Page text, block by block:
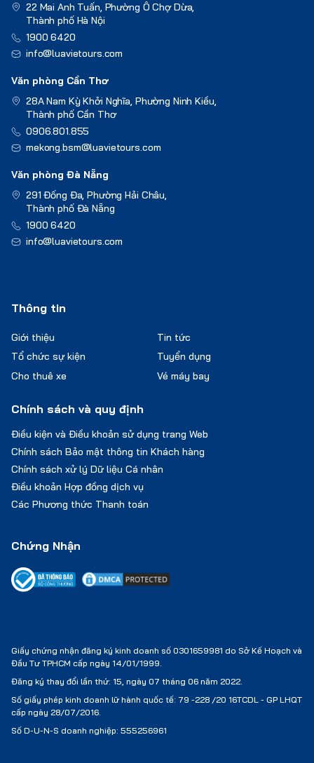
Chứng Nhận
Giấy chứng nhận đăng ký kinh doanh số 0301659981 do Sở Kế Hoạch và
Đầu Tư TPHCM cấp ngày 14/01/1999.
Đăng ký thay đổi lần thứ: 15, ngày 07 tháng 06 năm 2022.
Số giấy phép kinh doanh lữ hành quốc tế: 79 -228 /20 16TCDL - GP LHQT
cấp ngày 28/07/2016.
Số D-U-N-S doanh nghiệp: 555256961
22 Mai Anh Tuấn, Phường Ô Chợ Dừa,
Thành phố Hà Nội
1900 6420
info@luavietours.com
Văn phòng Cần Thơ
28A Nam Kỳ Khởi Nghĩa, Phường Ninh Kiều,
Thành phố Cần Thơ
0906.801.855
mekong.bsm@luavietours.com
Văn phòng Đà Nẵng
291 Đống Đa, Phường Hải Châu,
Thành phố Đà Nẵng
1900 6420
info@luavietours.com
Thông tin
Giới thiệu
Tổ chức sự kiện
Cho thuê xe
Vé máy bay
Tin tức
Tuyển dụng
Chính sách và quy định
Điều kiện và Điều khoản sử dụng trang Web
Chính sách Bảo mật thông tin Khách hàng
Chính sách xử lý Dữ liệu Cá nhân
Điều khoản Hợp đồng dịch vụ
Các Phương thức Thanh toán